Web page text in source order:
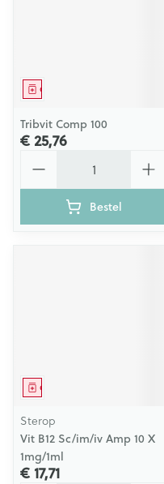
Geneesmiddel
Tribvit Comp 100
€ 25,76
Bestel
Geneesmiddel
Sterop
Vit B12 Sc/im/iv Amp 10 X
1mg/1ml
€ 17,71